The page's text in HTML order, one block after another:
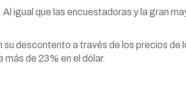
igual que las encuestadoras y la gran
descontento a través de los precios de
de 23% en el dólar.